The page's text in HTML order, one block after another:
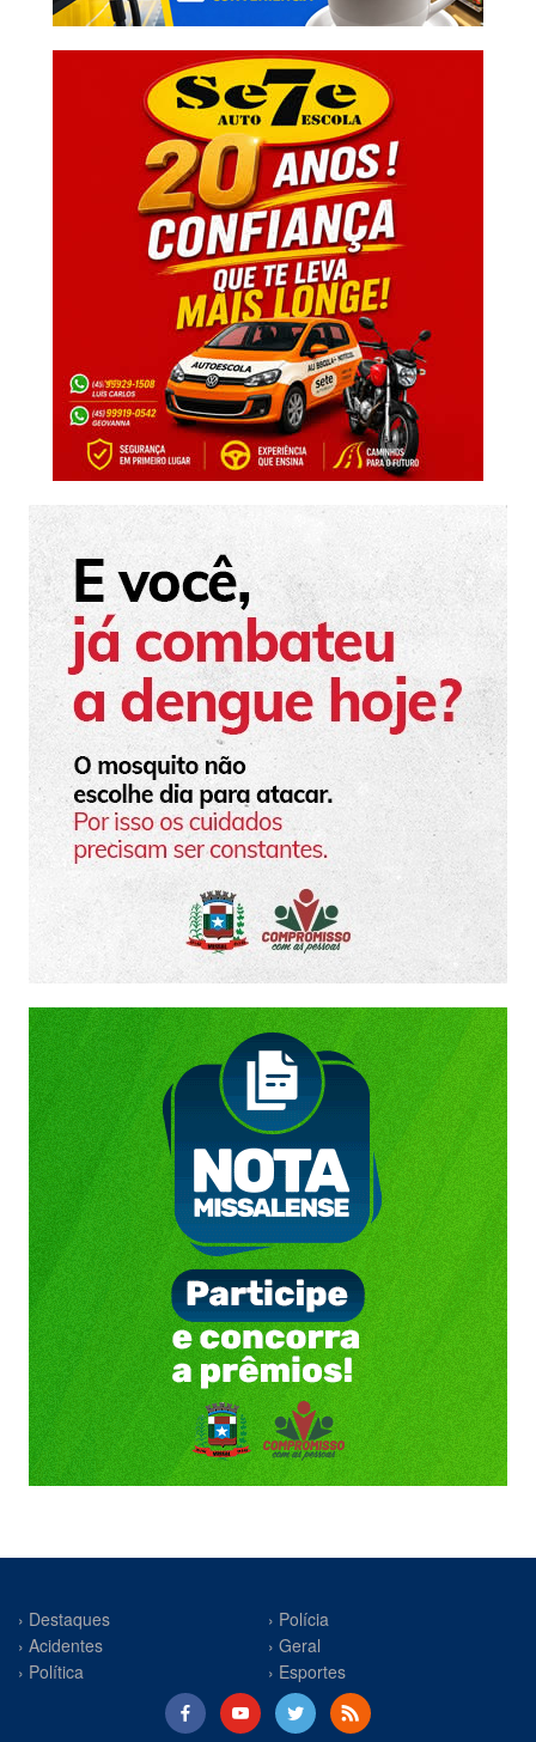
› Destaques
› Acidentes
› Política
› Polícia
› Geral
› Esportes